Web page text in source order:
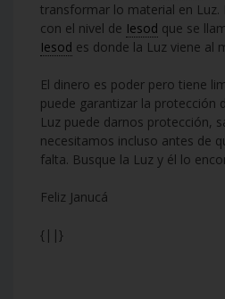
transformar lo material en Luz.
con el nivel de Iesod que se
Iesod es donde la Luz viene al
El dinero es poder pero tiene
puede garantizar la protección
Luz puede darnos protección,
necesitamos incluso antes de
falta. Busque la Luz y él lo
Feliz Janucá
{||}